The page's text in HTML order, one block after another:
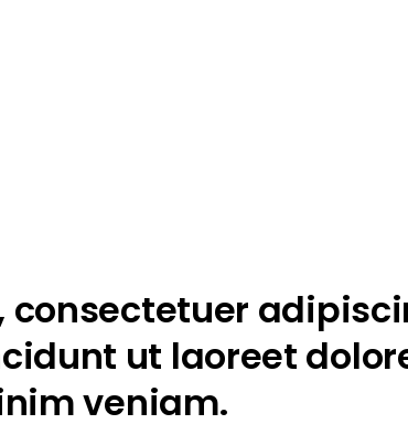
consectetuer
ut laoreet
veniam.